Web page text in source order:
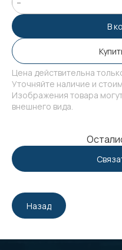
В
Цена действительна
Уточняйте наличие и
Изображения товара
внешнего вида.
Назад